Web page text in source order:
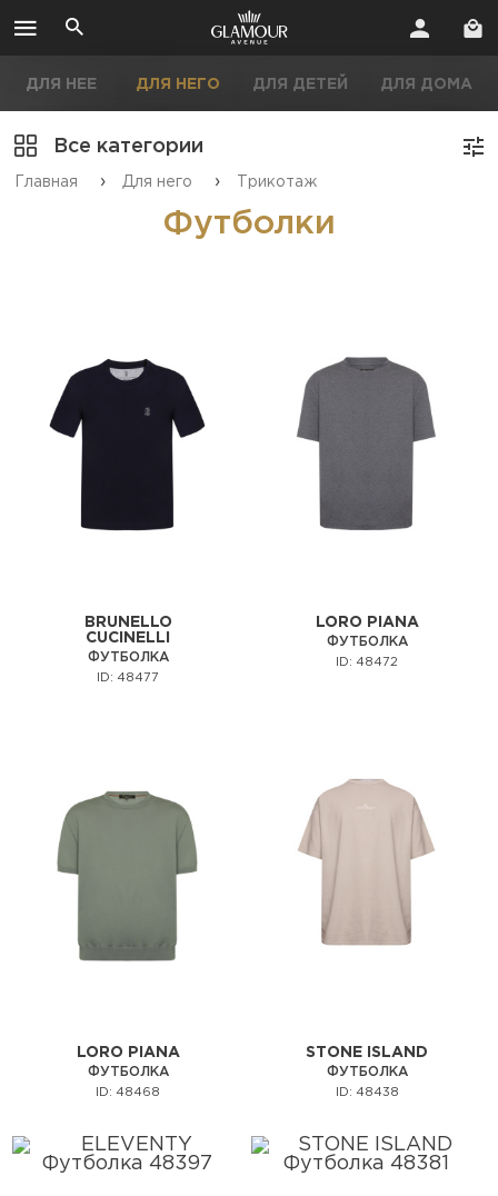
ДЛЯ НЕЕ ДЛЯ НЕГО ДЛЯ ДЕТЕЙ ДЛЯ ДОМА
Все категории
Главная › Для него › Трикотаж
Футболки
BRUNELLO
CUCINELLI
ФУТБОЛКА
ID: 48477
LORO PIANA
ФУТБОЛКА
ID: 48472
LORO PIANA
ФУТБОЛКА
ID: 48468
STONE ISLAND
ФУТБОЛКА
ID: 48438